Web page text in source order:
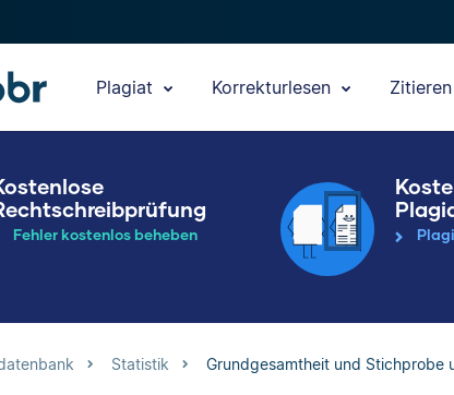
Plagiat Korrekturlesen Zitieren
Fehler kostenlos beheben
Statistik Grundgesamtheit und Stichprobe